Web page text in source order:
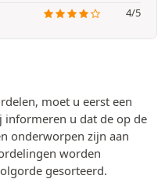
4/5
moet u eerst een
informeren u dat de op de
onderworpen zijn aan
worden
gesorteerd.